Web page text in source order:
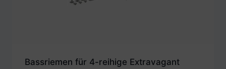
Bassriemen für 4-reihige Extravagant